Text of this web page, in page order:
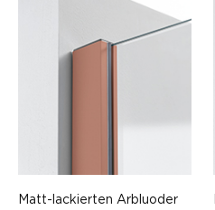
Matt-lackierten Arbluoder